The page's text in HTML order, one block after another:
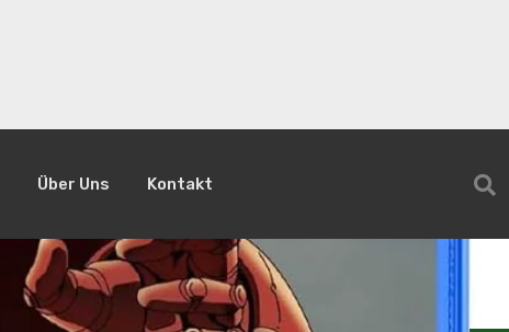
Über Uns Kontakt